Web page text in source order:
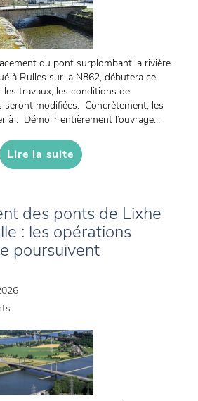
du pont surplombant la rivière
à Rulles sur la N862, débutera ce
travaux, les conditions de
seront modifiées. Concrètement, les
à : Démolir entièrement l’ouvrage...
Lire la suite
des ponts de Lixhe
: les opérations
poursuivent